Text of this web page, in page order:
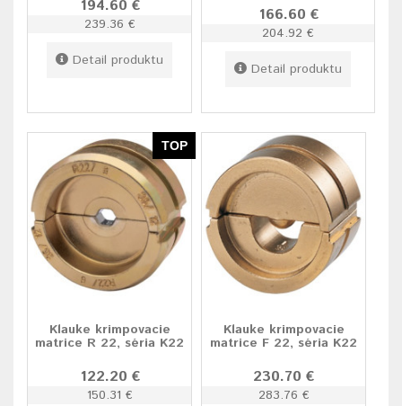
194.60 €
239.36 €
Detail produktu
166.60 €
204.92 €
Detail produktu
TOP
Klauke krimpovacie
matrice R 22, séria K22
122.20 €
150.31 €
Klauke krimpovacie
matrice F 22, séria K22
230.70 €
283.76 €